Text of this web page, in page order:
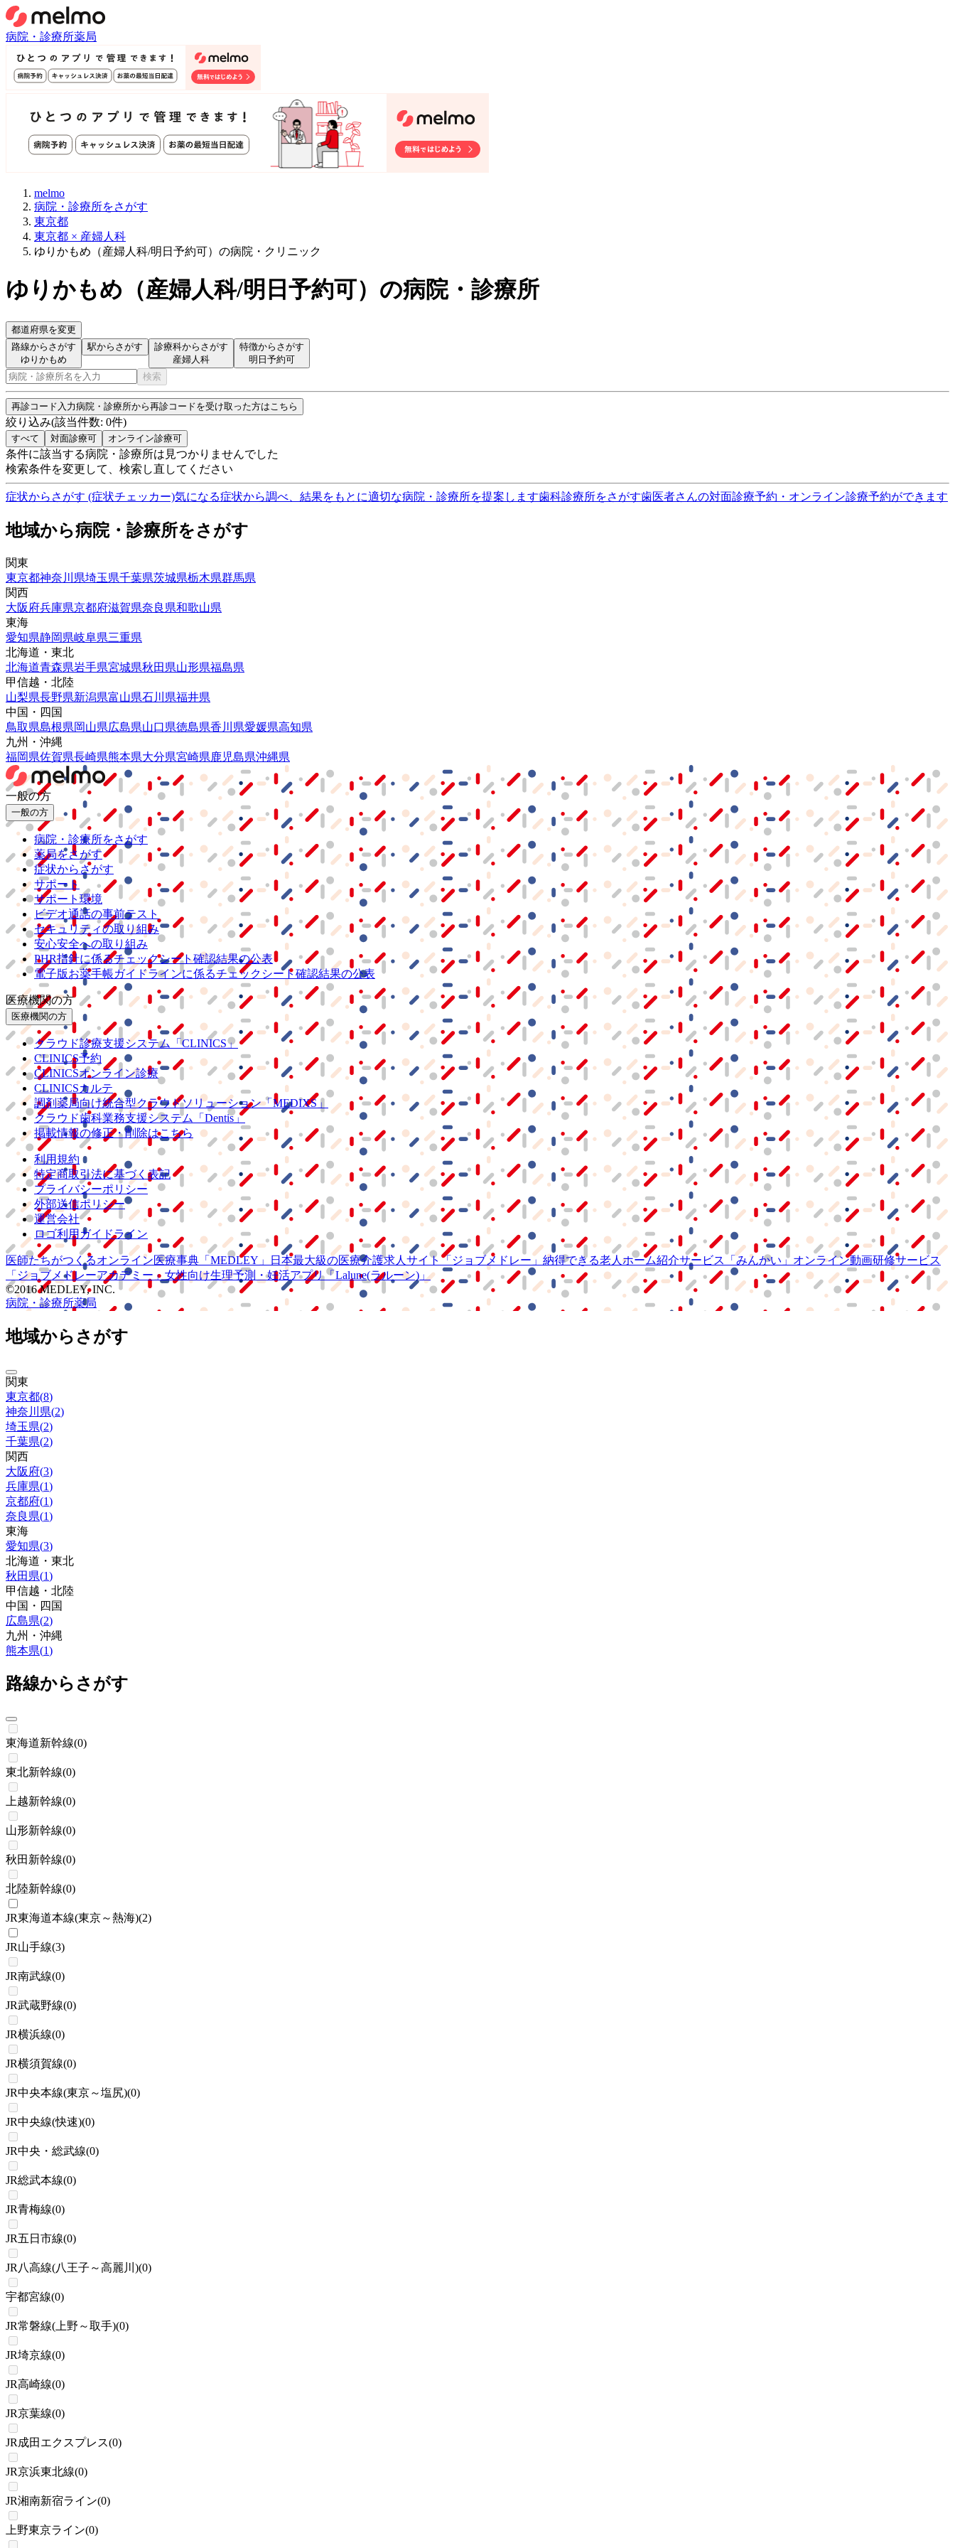
病院・診療所薬局
melmo
病院・診療所をさがす
東京都
東京都 × 産婦人科
ゆりかもめ（産婦人科/明日予約可）の病院・クリニック
ゆりかもめ （産婦人科/明日予約可） の病院・診療所
都道府県を変更
路線からさがす
ゆりかもめ
駅からさがす
診療科からさがす
産婦人科
特徴からさがす
明日予約可
検索
再診コード入力病院・診療所から再診コードを受け取った方はこちら
絞り込み(該当件数: 0件)
すべて 対面診療可 オンライン診療可
条件に該当する病院・診療所は見つかりませんでした
検索条件を変更して、検索し直してください
症状からさがす (症状チェッカー)気になる症状から調べ、結果をもとに適切な病院・診療所を提案します歯科診療所をさがす歯医者さんの対面診療予約・オンライン診療予約ができます
地域から病院・診療所をさがす
関東
東京都神奈川県埼玉県千葉県茨城県栃木県群馬県
関西
大阪府兵庫県京都府滋賀県奈良県和歌山県
東海
愛知県静岡県岐阜県三重県
北海道・東北
北海道青森県岩手県宮城県秋田県山形県福島県
甲信越・北陸
山梨県長野県新潟県富山県石川県福井県
中国・四国
鳥取県島根県岡山県広島県山口県徳島県香川県愛媛県高知県
九州・沖縄
福岡県佐賀県長崎県熊本県大分県宮崎県鹿児島県沖縄県
一般の方
一般の方
病院・診療所をさがす
薬局をさがす
症状からさがす
サポート
サポート環境
ビデオ通話の事前テスト
セキュリティの取り組み
安心安全への取り組み
PHR指針に係るチェックシート確認結果の公表
電子版お薬手帳ガイドラインに係るチェックシート確認結果の公表
医療機関の方
医療機関の方
クラウド診療支援システム
「CLINICS」
CLINICS予約
CLINICSオンライン診療
CLINICSカルテ
調剤薬局向け統合型クラウドソリューション「MEDIXS」
クラウド歯科業務支援システム
「Dentis」
掲載情報の修正・削除はこちら
利用規約
特定商取引法に基づく表記
プライバシーポリシー
外部送信ポリシー
運営会社
ロゴ利用ガイドライン
医師たちがつくるオンライン医療事典 「MEDLEY」 日本最大級の医療介護求人サイト 「ジョブメドレー」 納得できる老人ホーム紹介サービス 「みんかい」 オンライン動画研修サービス
「ジョブメドレーアカデミー」 女性向け生理予測・妊活アプリ「Lalune(ラルーン)」
©2016 MEDLEY, INC.
病院・診療所薬局
地域からさがす
関東
東京都(8)
神奈川県(2)
埼玉県(2)
千葉県(2)
関西
大阪府(3)
兵庫県(1)
京都府(1)
奈良県(1)
東海
愛知県(3)
北海道・東北
秋田県(1)
甲信越・北陸
中国・四国
広島県(2)
九州・沖縄
熊本県(1)
路線からさがす
東海道新幹線(0)
東北新幹線(0)
上越新幹線(0)
山形新幹線(0)
秋田新幹線(0)
北陸新幹線(0)
JR東海道本線(東京～熱海)(2)
JR山手線(3)
JR南武線(0)
JR武蔵野線(0)
JR横浜線(0)
JR横須賀線(0)
JR中央本線(東京～塩尻)(0)
JR中央線(快速)(0)
JR中央・総武線(0)
JR総武本線(0)
JR青梅線(0)
JR五日市線(0)
JR八高線(八王子～高麗川)(0)
宇都宮線(0)
JR常磐線(上野～取手)(0)
JR埼京線(0)
JR高崎線(0)
JR京葉線(0)
JR成田エクスプレス(0)
JR京浜東北線(0)
JR湘南新宿ライン(0)
上野東京ライン(0)